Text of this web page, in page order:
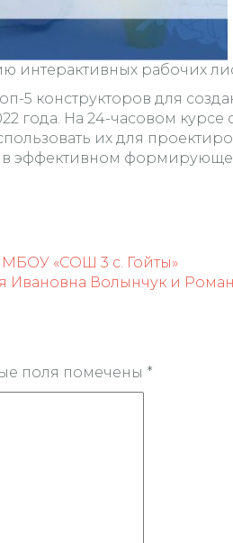
рабочих
конструкторов для
На 24-часовом курсе
их для
в эффективном
МБОУ «СОШ 3 с. Гойты»
Ивановна Волынчук и
поля помечены *